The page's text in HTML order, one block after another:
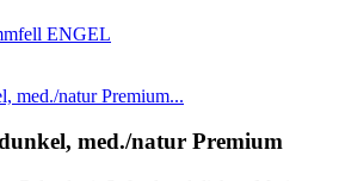
ENGEL
med./natur Premium...
med./natur Premium